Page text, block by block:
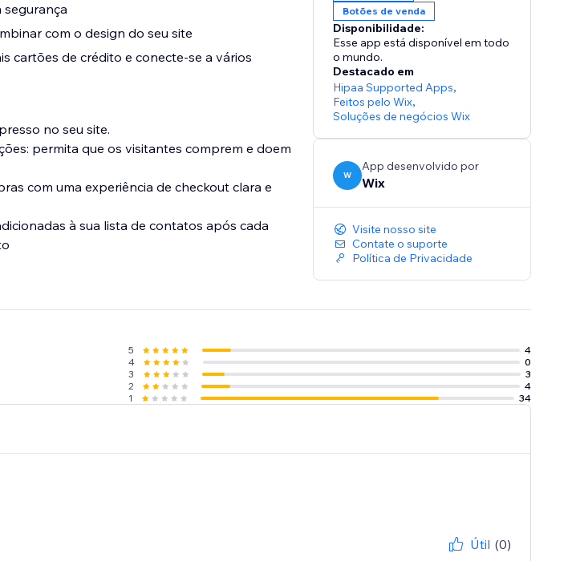
com o design do seu site
cartões de crédito e conecte-se a vários
no seu site.
permita que os visitantes comprem e doem
com uma experiência de checkout clara e
à sua lista de contatos após cada
Botões de venda
Disponibilidade:
Esse app está disponível em todo
o mundo.
Destacado em
Hipaa Supported Apps,
Feitos pelo Wix,
Soluções de negócios Wix
W
App desenvolvido por
Wix
Visite nosso site
Contate o suporte
Política de Privacidade
5
4
4
0
3
3
2
4
1
34
Útil (0)